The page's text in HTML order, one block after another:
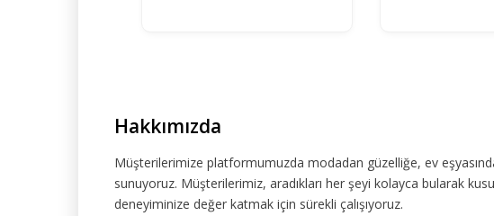
Hakkımızda
Müşterilerimize platformumuzda modadan güzelliğe, ev
sunuyoruz. Müşterilerimiz, aradıkları her şeyi kolayca bularak
deneyiminize değer katmak için sürekli çalışıyoruz.